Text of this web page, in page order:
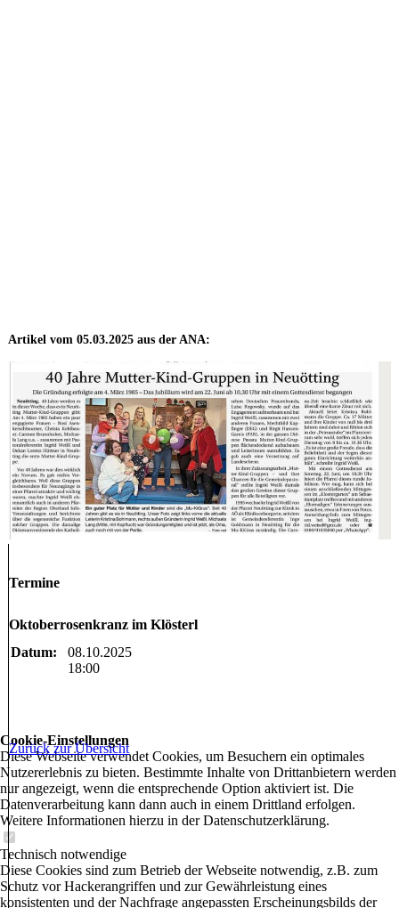
Artikel vom 05.03.2025 aus der ANA:
Termine
Oktoberrosenkranz im Klösterl
Datum:
08.10.2025
18:00
Zurück zur Übersicht
Cookie-Einstellungen
Diese Webseite verwendet Cookies, um Besuchern ein optimales
Nutzererlebnis zu bieten. Bestimmte Inhalte von Drittanbietern werden
nur angezeigt, wenn die entsprechende Option aktiviert ist. Die
Datenverarbeitung kann dann auch in einem Drittland erfolgen.
Weitere Informationen hierzu in der Datenschutzerklärung.
Technisch notwendige
Diese Cookies sind zum Betrieb der Webseite notwendig, z.B. zum
Schutz vor Hackerangriffen und zur Gewährleistung eines
konsistenten und der Nachfrage angepassten Erscheinungsbilds der